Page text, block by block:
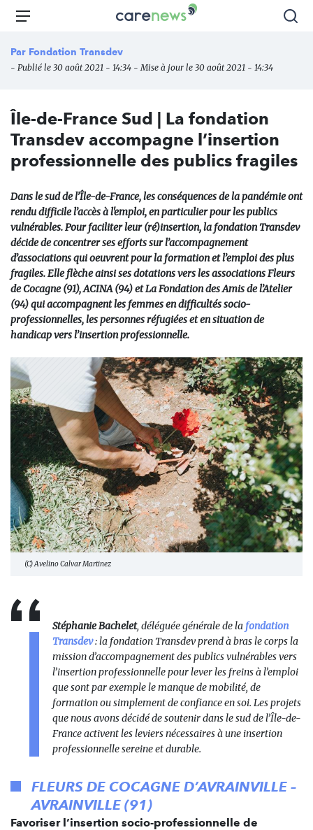
Aller
principal
Carenews,
des
l'engagement
Menu
Par Fondation Transdev
- Publié le 30 août 2021 - 14:34 - Mise à jour le 30 août 2021 - 14:34
Île-de-France Sud | La fondation
Transdev accompagne l’insertion
professionnelle des publics fragiles
Dans le sud de l’Île-de-France, les conséquences de la pandémie ont
rendu difficile l’accès à l'emploi, en particulier pour les publics
vulnérables. Pour faciliter leur (ré)insertion, la fondation Transdev
décide de concentrer ses efforts sur l’accompagnement
d’associations qui oeuvrent pour la formation et l’emploi des plus
fragiles. Elle flèche ainsi ses dotations vers les associations Fleurs
de Cocagne (91), ACINA (94) et La Fondation des Amis de l’Atelier
(94) qui accompagnent les femmes en difficultés socio-
professionnelles, les personnes réfugiées et en situation de
handicap vers l’insertion professionnelle.
(C) Avelino Calvar Martinez
Stéphanie Bachelet, déléguée générale de la fondation
Transdev: la fondation Transdev prend à bras le corps la
mission d’accompagnement des publics vulnérables vers
l’insertion professionnelle pour lever les freins à l’emploi
que sont par exemple le manque de mobilité, de
formation ou simplement de confiance en soi. Les projets
que nous avons décidé de soutenir dans le sud de l’Île-de-
France activent les leviers nécessaires à une insertion
professionnelle sereine et durable.
FLEURS DE COCAGNE D’AVRAINVILLE –
AVRAINVILLE (91)
Favoriser l’insertion socio-professionnelle de